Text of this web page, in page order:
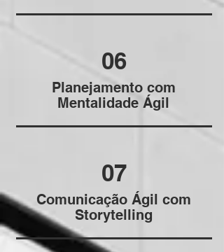
06
Planejamento com
Mentalidade Ágil
07
Comunicação Ágil com
Storytelling